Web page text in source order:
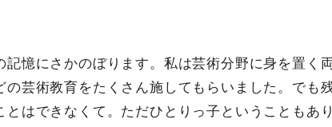
記憶にさかのぼります。私は芸術分野に身を置く
の芸術教育をたくさん施してもらいました。でも
とはできなくて。ただひとりっ子ということもあ